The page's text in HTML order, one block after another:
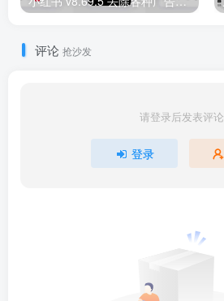
评论 抢沙发
请登录后发表评论
登录